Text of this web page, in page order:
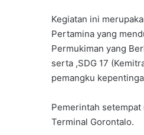
‎Kegiatan ini
Pertamina yang
Permukiman yang
serta ,SDG 17
pemangku
‎Pemerintah
Terminal Gorontalo.